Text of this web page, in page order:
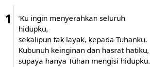
1
‘Ku ingin menyerahkan seluruh
hidupku,
sekalipun tak layak, kepada Tuhanku.
Kubunuh keinginan dan hasrat hatiku,
supaya hanya Tuhan mengisi hidupku.